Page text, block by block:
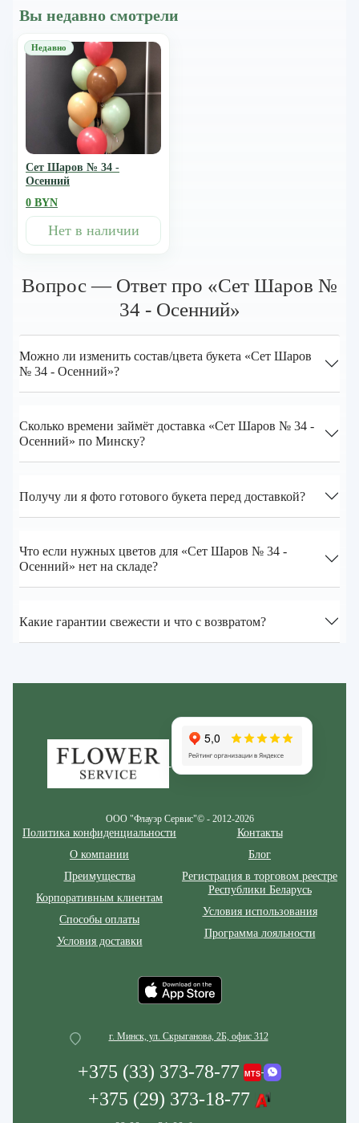
Вы недавно смотрели
Сет Шаров № 34 -
Осенний
0 BYN
Нет в наличии
Вопрос — Ответ про «Сет Шаров №
34 - Осенний»
Можно ли изменить состав/цвета букета «Сет Шаров
№ 34 - Осенний»?
Сколько времени займёт доставка «Сет Шаров № 34 -
Осенний» по Минску?
Получу ли я фото готового букета перед доставкой?
Что если нужных цветов для «Сет Шаров № 34 -
Осенний» нет на складе?
Какие гарантии свежести и что с возвратом?
ООО "Флауэр Сервис"© - 2012-2026
Политика конфиденциальности
О компании
Преимущества
Корпоративным клиентам
Способы оплаты
Условия доставки
Контакты
Блог
Регистрация в торговом реестре
Республики Беларусь
Условия использования
Программа лояльности
г. Минск, ул. Скрыганова, 2Б, офис 312
+375 (33) 373-78-77
+375 (29) 373-18-77